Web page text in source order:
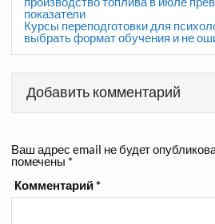
показатели
Курсы переподготовки для
выбрать формат обучения и не
Добавить комментарий
Ваш адрес email не будет
помечены *
Комментарий*